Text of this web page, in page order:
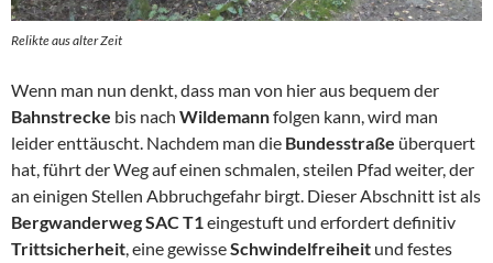
Relikte aus alter Zeit
Wenn man nun denkt, dass man von hier aus bequem der
Bahnstrecke bis nach Wildemannfolgen kann, wird man
leider enttäuscht. Nachdem man die Bundesstraße überquert
hat, führt der Weg auf einen schmalen, steilen Pfad weiter, der
an einigen Stellen Abbruchgefahr birgt. Dieser Abschnitt ist als
Bergwanderweg SAC T1eingestuft und erfordert definitiv
Trittsicherheit, eine gewisseSchwindelfreiheit und festes